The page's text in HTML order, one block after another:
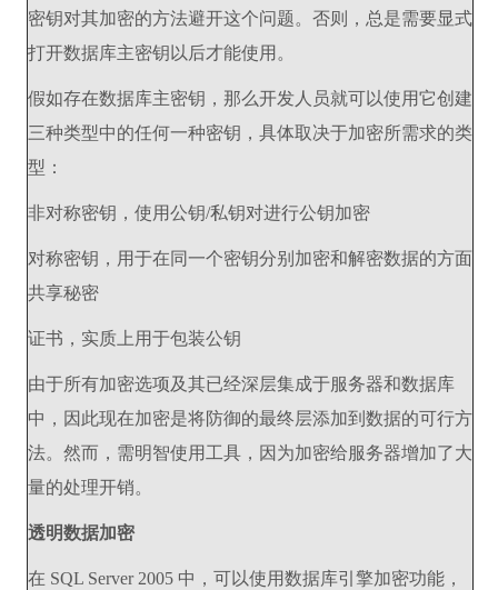
密钥对其加密的方法避开这个问题。否则，总是需要显式
打开数据库主密钥以后才能使用。
假如存在数据库主密钥，那么开发人员就可以使用它创建
三种类型中的任何一种密钥，具体取决于加密所需求的类
型：
非对称密钥，使用公钥/私钥对进行公钥加密
对称密钥，用于在同一个密钥分别加密和解密数据的方面
共享秘密
证书，实质上用于包装公钥
由于所有加密选项及其已经深层集成于服务器和数据库
中，因此现在加密是将防御的最终层添加到数据的可行方
法。然而，需明智使用工具，因为加密给服务器增加了大
量的处理开销。
透明数据加密
在 SQL Server 2005 中，可以使用数据库引擎加密功能，